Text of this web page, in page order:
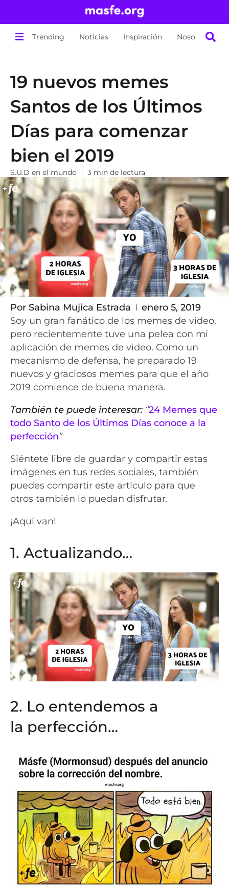
Trending Noticias Inspiración Nosotros
19 nuevos memes
Santos de los Últimos
Días para comenzar
bien el 2019
S.U.D en el mundo 3 min de lectura
Por Sabina Mujica Estrada
enero 5, 2019
Soy un gran fanático de los memes de video,
pero recientemente tuve una pelea con mi
aplicación de memes de video. Como un
mecanismo de defensa, he preparado 19
nuevos y graciosos memes para que el año
2019 comience de buena manera.
También te puede interesar: “24 Memes que
todo Santo de los Últimos Días conoce a la
perfección”
Siéntete libre de guardar y compartir estas
imágenes en tus redes sociales, también
puedes compartir este artículo para que
otros también lo puedan disfrutar.
¡Aquí van!
1. Actualizando…
2. Lo entendemos a
la perfección…